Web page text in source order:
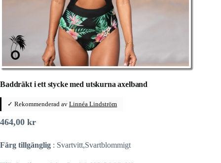
Baddräkt i ett stycke med utskurna axelband
✓ Rekommenderad av Linnéa Lindström
464,00 kr
Färg tillgänglig : Svartvitt,Svartblommigt